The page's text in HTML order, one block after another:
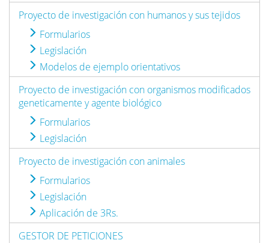
Proyecto de investigación con humanos y sus tejidos
Formularios
Legislación
Modelos de ejemplo orientativos
Proyecto de investigación con organismos modificados
geneticamente y agente biológico
Formularios
Legislación
Proyecto de investigación con animales
Formularios
Legislación
Aplicación de 3Rs.
GESTOR DE PETICIONES